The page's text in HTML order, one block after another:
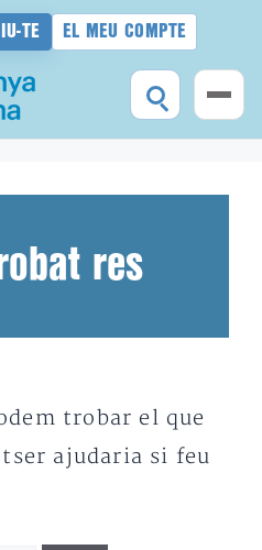
TE EL MEU COMPTE
res
trobar el que
ajudaria si feu